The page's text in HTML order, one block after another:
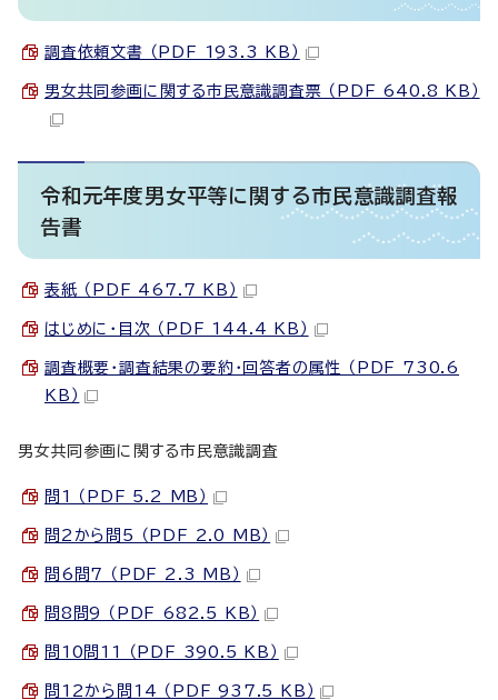
調査依頼文書 （PDF 193.3 KB）
男女共同参画に関する市民意識調査票 （PDF 640.8 KB）
令和元年度男女平等に関する市民意識調査報
告書
表紙 （PDF 467.7 KB）
はじめに・目次 （PDF 144.4 KB）
調査概要・調査結果の要約・回答者の属性 （PDF 730.6
KB）
男女共同参画に関する市民意識調査
問1 （PDF 5.2 MB）
問2から問5 （PDF 2.0 MB）
問6問7 （PDF 2.3 MB）
問8問9 （PDF 682.5 KB）
問10問11 （PDF 390.5 KB）
問12から問14 （PDF 937.5 KB）